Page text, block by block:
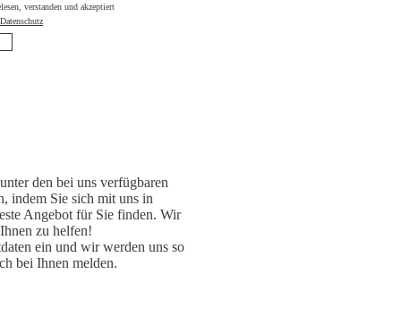
verstanden und akzeptiert
Datenschutz
den bei uns verfügbaren
indem Sie sich mit uns in
Angebot für Sie finden. Wir
zu helfen!
ein und wir werden uns so
bei Ihnen melden.